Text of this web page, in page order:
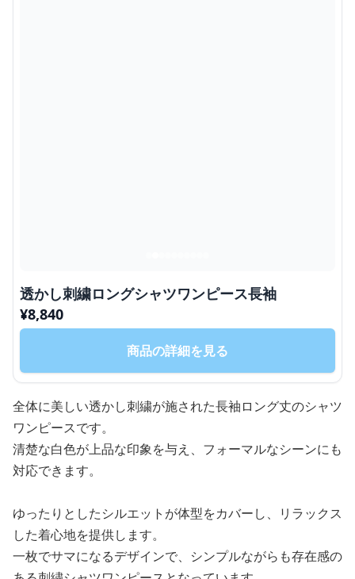
透かし刺繍ロングシャツワンピース長袖
¥8,840
商品の詳細を見る
全体に美しい透かし刺繍が施された長袖ロング丈のシャツ
ワンピースです。
清楚な白色が上品な印象を与え、フォーマルなシーンにも
対応できます。
ゆったりとしたシルエットが体型をカバーし、リラックス
した着心地を提供します。
一枚でサマになるデザインで、シンプルながらも存在感の